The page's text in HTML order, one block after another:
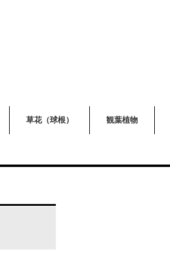
草花（球根） 観葉植物